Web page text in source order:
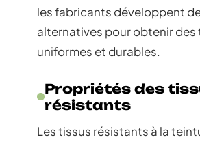
les fabricants développent
alternatives pour obtenir des
uniformes et durables.
Propriétés des
résistants
Les tissus résistants à la